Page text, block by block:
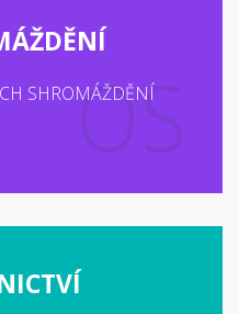
SHROMÁŽDĚNÍ